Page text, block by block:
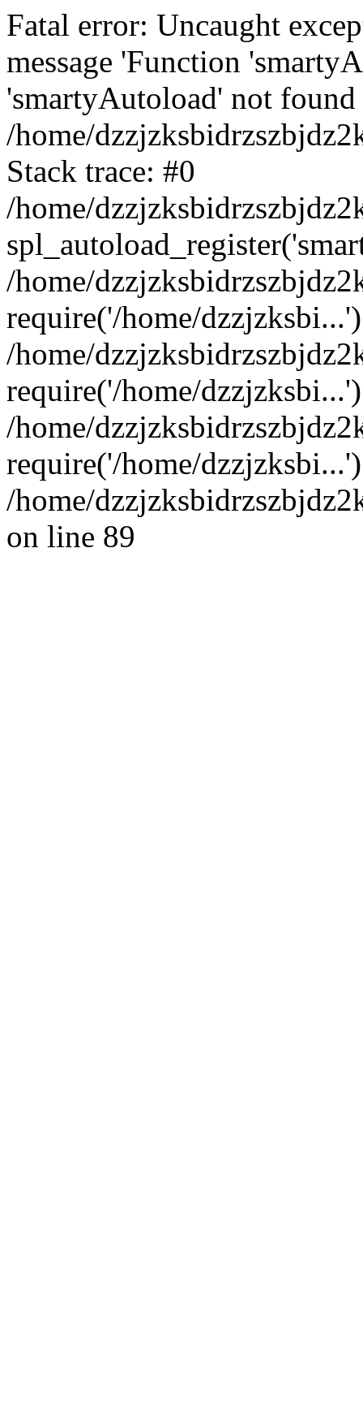
Fatal error: Uncaught
message 'Function
'smartyAutoload' not
/home/
Stack trace: #0
/home/
/home/
require('/home/
/home/
require('/home/
/home/
require('/home/
/home/
on line 89